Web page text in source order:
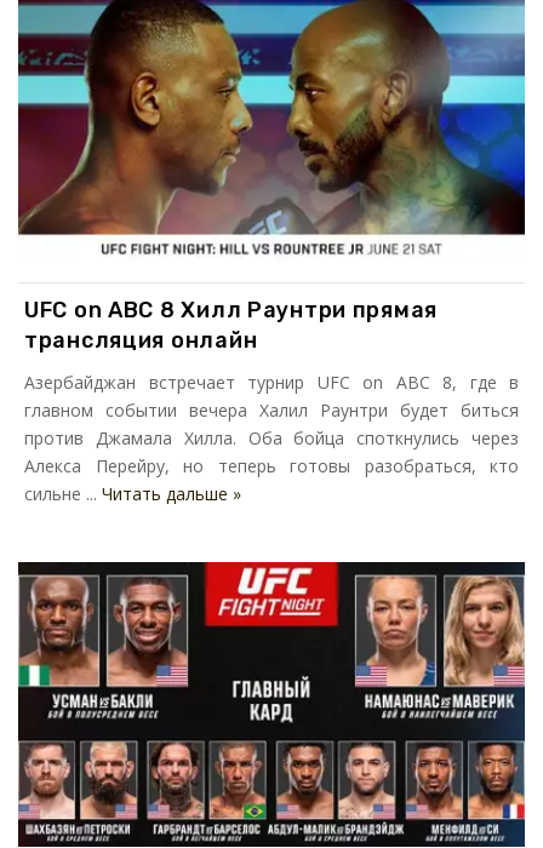
UFC on АВС 8 Хилл Раунтри прямая
трансляция онлайн
Азербайджан встречает турнир UFC on АВС 8, где в
главном событии вечера Халил Раунтри будет биться
против Джамала Хилла. Оба бойца споткнулись через
Алекса Перейру, но теперь готовы разобраться, кто
сильне ... Читать дальше »